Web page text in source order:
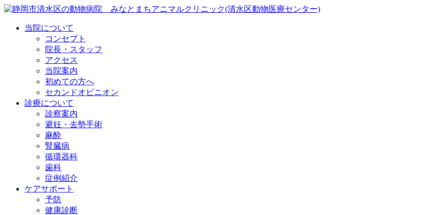
当院について
コンセプト
院長・スタッフ
アクセス
当院案内
初めての方へ
セカンドオピニオン
診療について
診察案内
避妊・去勢手術
麻酔
腎臓病
循環器科
歯科
症例紹介
ケアサポート
予防
健康診断